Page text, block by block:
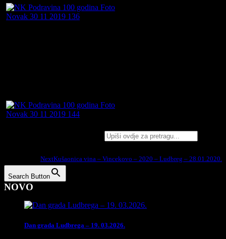
NextKušaonica vina – Vincekovo – 2020 – Ludbreg – 28.01.2020.
Search Button
NOVO
Dan grada Ludbrega – 19. 03.2026.